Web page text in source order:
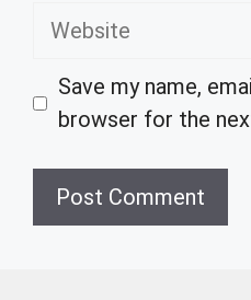
Website
Save my name,
browser for the